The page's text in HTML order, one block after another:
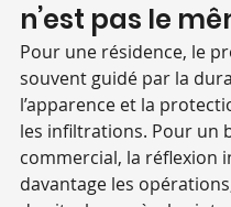
n’est pas le
Pour une résidence, le
souvent guidé par la
l’apparence et la
les infiltrations. Pour un
commercial, la réflexion
davantage les